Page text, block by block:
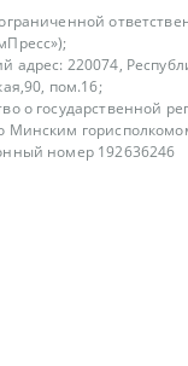
адрес: 220074,
пом.16;
о государственной
Минским
номер 192636246